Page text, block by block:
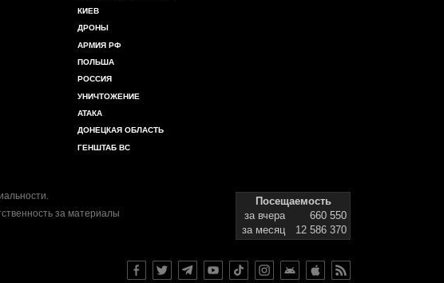
КИЕВ
ДРОНЫ
АРМИЯ РФ
ПОЛЬША
РОССИЯ
УНИЧТОЖЕНИЕ
АТАКА
ДОНЕЦКАЯ ОБЛАСТЬ
ГЕНШТАБ ВС
.
за материалы
Посещаемость
за вчера
660 550
за месяц
12 586 370